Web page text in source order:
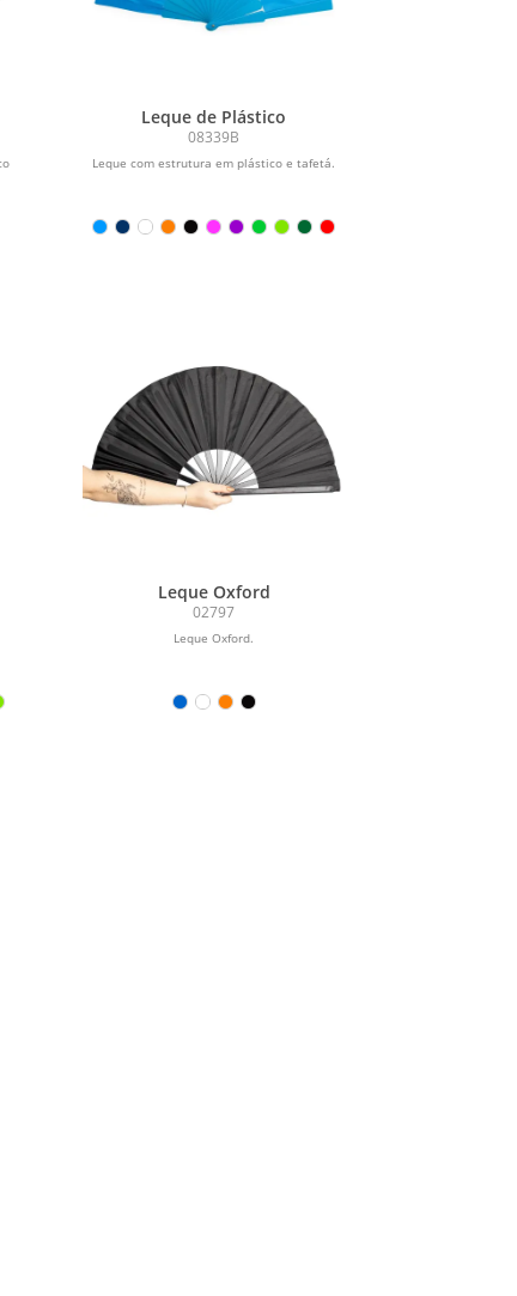
Leque de Plástico
08339B
Leque com estrutura em plástico e tafetá.
Leque Oxford
02797
Leque Oxford.